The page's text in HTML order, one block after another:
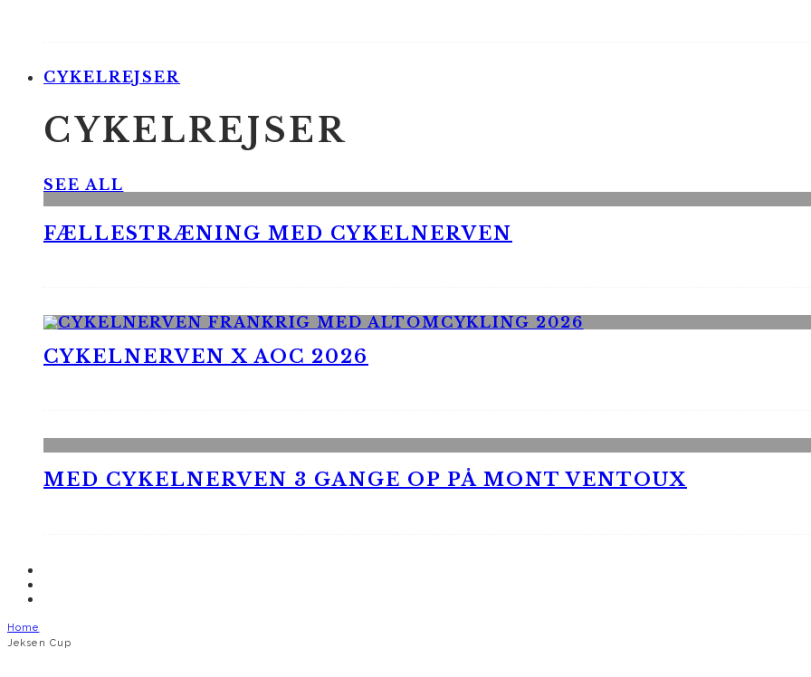
CYKELREJSER
CYKELREJSER
SEE ALL
FÆLLESTRÆNING MED CYKELNERVEN
CYKELNERVEN X AOC 2026
MED CYKELNERVEN 3 GANGE OP PÅ MONT VENTOUX
Home
Jeksen Cup